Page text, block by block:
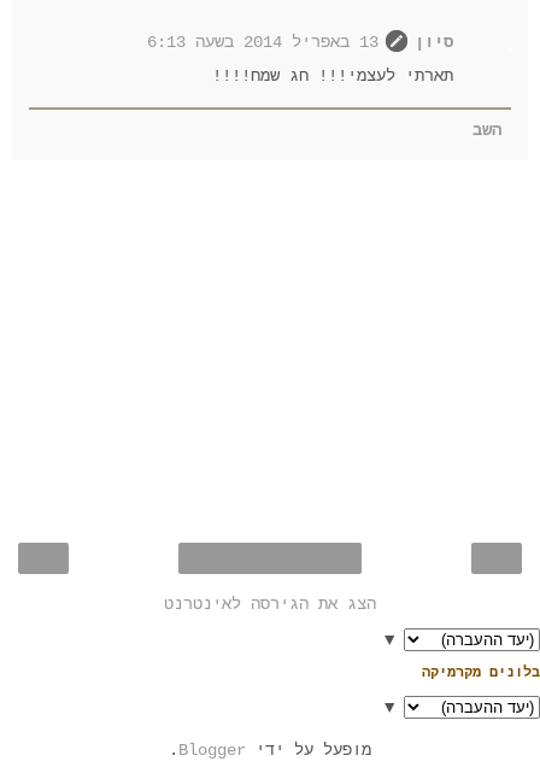
סיון
13 באפריל 2014 בשעה 6:13
תארתי לעצמי!!! חג שמח!!!!
השב
הצג את הגירסה לאינטרנט
▼
בלונים מקרמיקה
▼
מופעל על ידי Blogger
.